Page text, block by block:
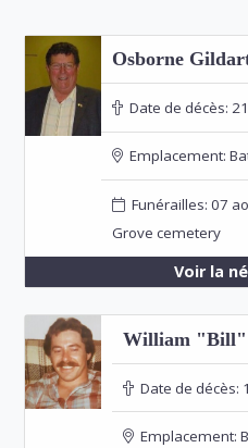
Osborne
Date de décès:
Emplacement:
Funérailles: 07
Grove cemetery
Voir la
William
Date de décès:
Emplacement: